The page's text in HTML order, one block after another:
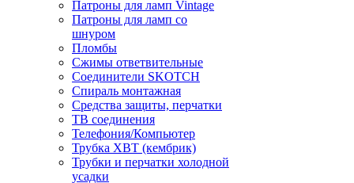
Патроны для ламп Vintage
Патроны для ламп со
шнуром
Пломбы
Сжимы ответвительные
Соединители SKOTCH
Спираль монтажная
Средства защиты, перчатки
ТВ соединения
Телефония/Компьютер
Трубка ХВТ (кембрик)
Трубки и перчатки холодной
усадки